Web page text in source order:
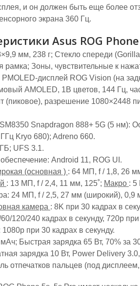
и он должен быть еще более
экрана 360 Гц.
Asus ROG
мм, 238 г; Стекло спереди
Зоны, чувствительные к
дисплей ROG Vision (на
AMOLED, 1B цветов, 144 Гц,
(пиковое), разрешение 1080×2448
Snapdragon 888+ 5G (5 нм):
Kryo 680); Adreno 660.
UFS 3.1.
Android 11, ROG UI.
(основная ) : 64 МП, f / 1,8, 26
: 13 МП, f / 2,4, 11 мм, 125˚; Макро : 5
24 МП, f / 2,5, 27 мм (широкий), 0,9
камера : 8K при 30 кадрах в
120/240 кадрах в секунду, 720p
1080p при 30 кадрах в секунду.
Быстрая зарядка 65 Вт, 70% за
зарядка 10 Вт, Power Delivery
отпечатков пальцев (под